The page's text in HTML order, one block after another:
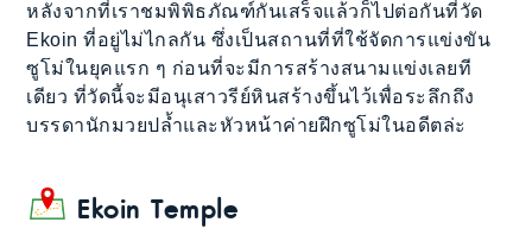
หลังจากที่เราชมพิพิธภัณฑ์กันเสร็จแล้วก็ไปต่อกันที่วัด
Ekoin ที่อยู่ไม่ไกลกัน ซึ่งเป็นสถานที่ที่ใช้จัดการแข่งขัน
ซูโม่ในยุคแรก ๆ ก่อนที่จะมีการสร้างสนามแข่งเลยที
เดียว ที่วัดนี้จะมีอนุเสาวรีย์หินสร้างขึ้นไว้เพื่อระลึกถึง
บรรดานักมวยปล้ำและหัวหน้าค่ายฝึกซูโม่ในอดีตล่ะ
Ekoin Temple